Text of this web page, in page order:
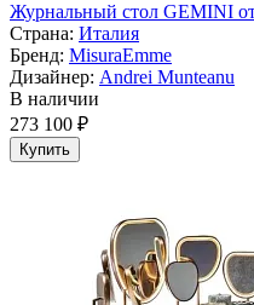
Журнальный стол GEMINI
Страна: Италия
Бренд: MisuraEmme
Дизайнер: Andrei Munteanu
В наличии
273 100 ₽
Купить